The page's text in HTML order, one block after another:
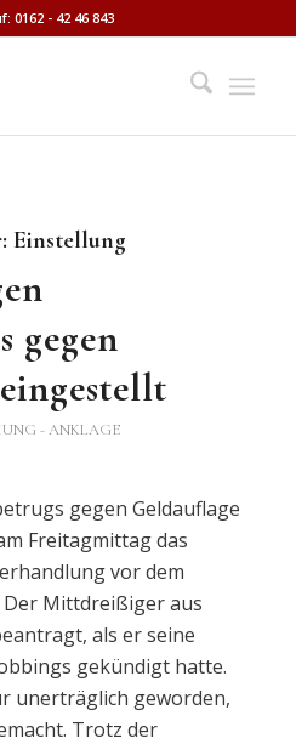
0162 - 42 46 843
Einstellung
gegen
- ANKLAGE
gegen Geldauflage
Freitagmittag das
vor dem
Mittdreißiger aus
als er seine
gekündigt hatte.
unerträglich geworden,
Trotz der